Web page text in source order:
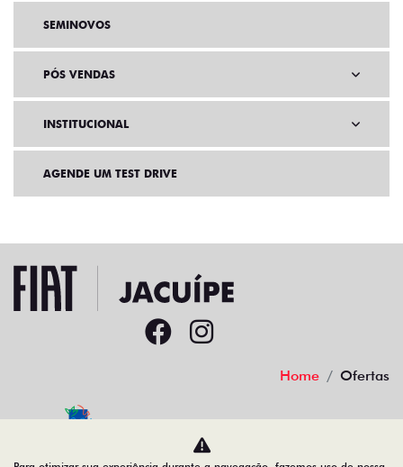
SEMINOVOS
PÓS VENDAS
INSTITUCIONAL
AGENDE UM TEST DRIVE
Home Ofertas